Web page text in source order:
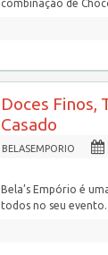
combinação de
Doces Finos,
Casado
BELASEMPORIO
Bela’s Empório é
todos no seu